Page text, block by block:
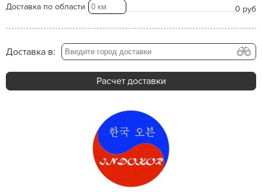
Доставка по области
0 руб
Доставка в:
Расчет доставки